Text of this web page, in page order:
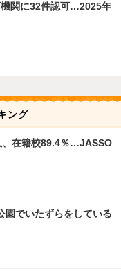
関に32件認可…2025年
ング
、在籍校89.4％…JASSO
園でいたずらをしている